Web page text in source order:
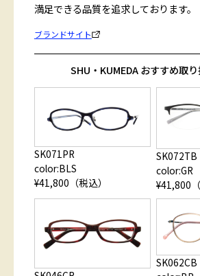
満足できる品質を追求しております。
ブランドサイト
SHU・KUMEDA おすすめ取
SK071PR
color:BLS
¥41,800（税込）
SK072TB
color:GR
¥41,800（
SK062CB